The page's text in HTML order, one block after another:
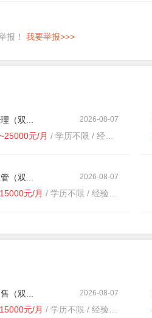
报！ 我要举报>>>
2026-08-07
（双...
元/月 / 学历不限 / 经验不限
2026-08-07
（双...
元/月 / 学历不限 / 经验不限
2026-08-07
（双...
元/月 / 学历不限 / 经验不限